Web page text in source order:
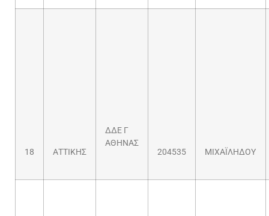
18 ΑΤΤΙΚΗΣ
ΔΔΕ Γ
ΑΘΗΝΑΣ
204535
ΜΙΧΑΪΛΗΔΟΥ